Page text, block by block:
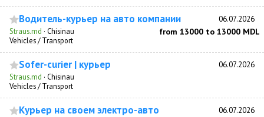
Водитель-курьер на авто компании 06.07.2026
Straus.md · Chisinau from 13000 to 13000 MDL
Vehicles / Transport
Sofer-curier | курьер 06.07.2026
Straus.md · Chisinau
Vehicles / Transport
Курьер на своем электро-авто 06.07.2026